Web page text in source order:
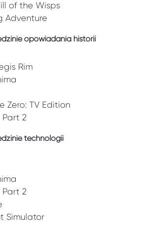
of the Wisps
Adventure
opowiadania historii
Rim
Zero: TV Edition
Part 2
technologii
Part 2
Simulator